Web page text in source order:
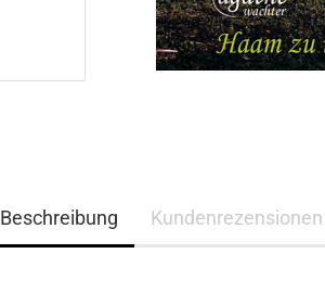
Beschreibung Kundenrezensionen